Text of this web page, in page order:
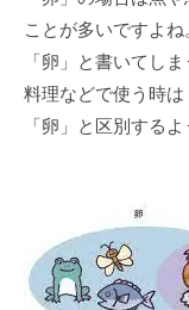
ことが多いですよね
「卵」と書いてし
料理などで使う時
「卵」と区別する